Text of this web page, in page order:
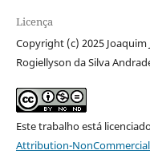
Licença
Copyright (c) 2025 Joaquim
Rogiellyson da Silva
Este trabalho está
Attribution-